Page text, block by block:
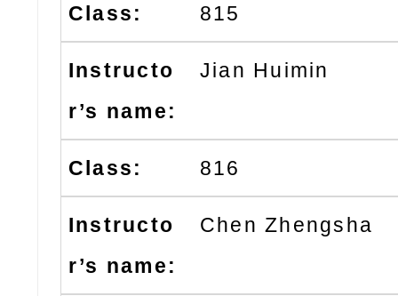
815
Jian Huimin
816
Chen Zhengsha